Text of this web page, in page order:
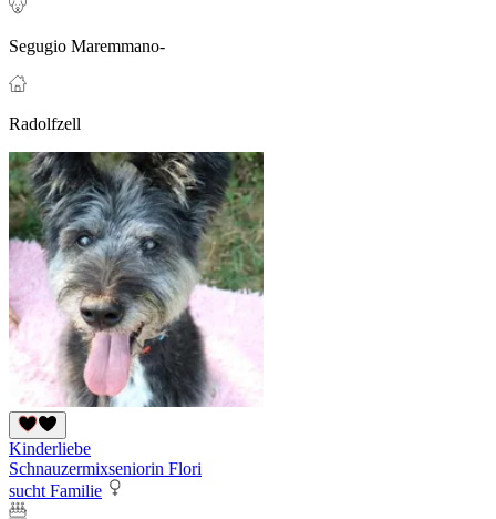
Segugio Maremmano-
Radolfzell
Kinderliebe
Schnauzermixseniorin Flori
sucht Familie